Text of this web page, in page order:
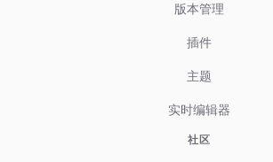
版本管理
插件
主题
实时编辑器
社区